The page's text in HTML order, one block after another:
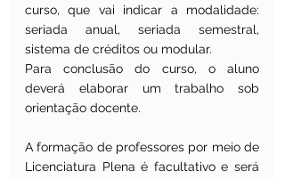
curso, que vai indicar a modalidade:
seriada anual, seriada semestral,
sistema de créditos ou modular.
Para conclusão do curso, o aluno
deverá elaborar um trabalho sob
orientação docente.
A formação de professores por meio de
Licenciatura Plena é facultativo e será